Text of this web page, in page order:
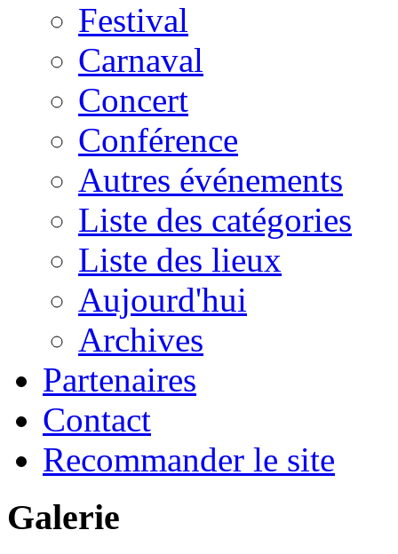
Festival
Carnaval
Concert
Conférence
Autres événements
Liste des catégories
Liste des lieux
Aujourd'hui
Archives
Partenaires
Contact
Recommander le site
Galerie